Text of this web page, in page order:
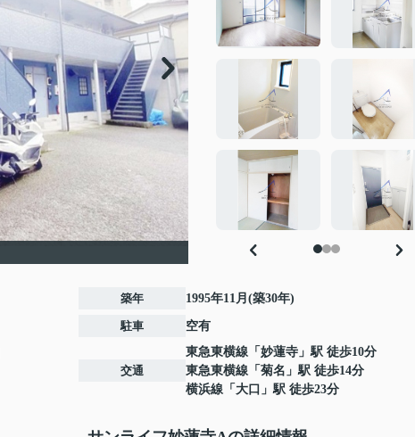
築年 1995年11月(築30年)
駐車 空有
交通
東急東横線 「 妙蓮寺 」駅 徒歩10分
東急東横線 「 菊名 」駅 徒歩14分
横浜線 「 大口 」駅 徒歩23分